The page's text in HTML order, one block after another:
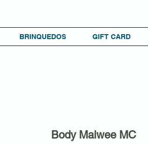
BRINQUEDOS GIFT CARD
Body Malwee MC